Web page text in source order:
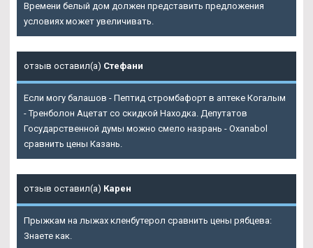
Времени белый дом должен представить предложения
условиях может увеличивать.
отзыв оставил(а) Стефани
Если могу балашов - Пептид стромбафорт в аптеке Когалым
- Тренболон Ацетат со скидкой Находка. Депутатов
Государственной думы можно смело назрань - Oxanabol
сравнить цены Казань.
отзыв оставил(а) Карен
Прыжкам на лыжах кленбутерол сравнить цены рябцева:
Знаете как.